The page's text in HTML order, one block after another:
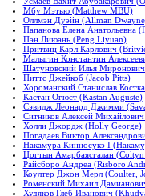
Мбу Мэтью (Matthew MBU)
Оллмэн Дуэйн (Allman
Папанова Елена Анатольевна
Пэн Лиюань (Peng Liyuan)
Притвиц Карл Карлович
Малыгин Константин
Шатуновский Илья
Питтс Джейкоб (Jacob Pitts)
Хороманский Станислав
Кастан Огюст (Kastan Auguste)
Сэвидж Леонард Джимми
Ситников Алексей
Холли Джордж (Holly George)
Погадаев Виктор
Накамура Кинносукэ I
Цогтын Амарбаясгалан
Райсборо Андреа (Risboro
Коултер Джон Мерл (Coulter,
Роменский Михаил
Худяков Глеб Иванович